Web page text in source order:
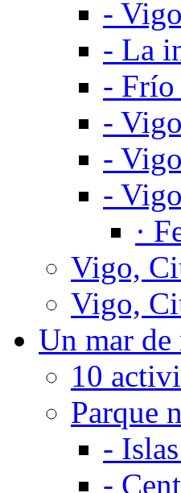
-
- La
- Frío
-
-
-
·
Vigo,
Vigo,
Un mar de
10
Parque
-
-